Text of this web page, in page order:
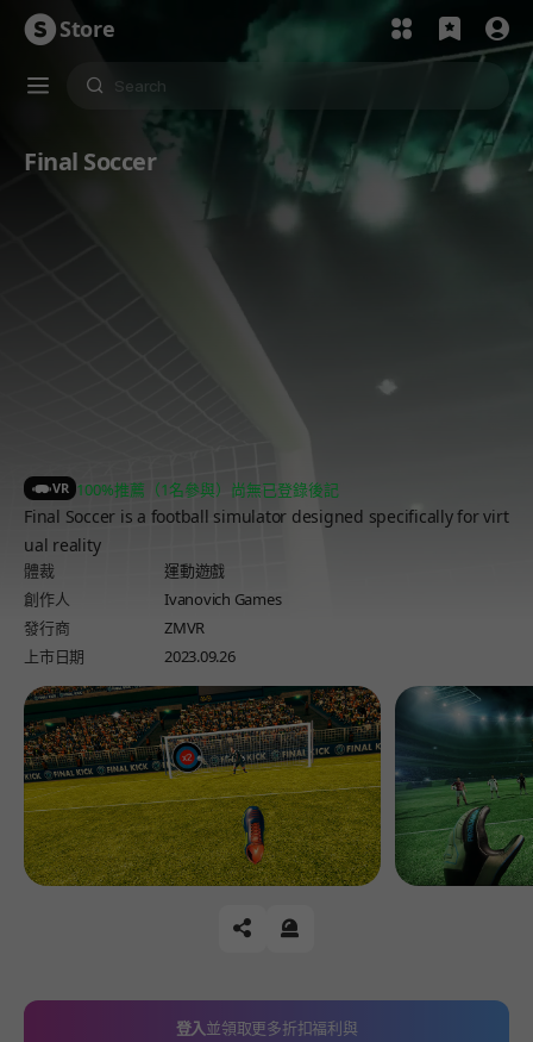
Store
Final Soccer
VR 100%推薦（1名參與） 尚無已登錄後記
Final Soccer is a football simulator designed specifically for virt
ual reality
體裁
運動遊戲
創作人
Ivanovich Games
發行商
ZMVR
上市日期
2023.09.26
공유하기신고하기
登入並領取更多折扣福利與